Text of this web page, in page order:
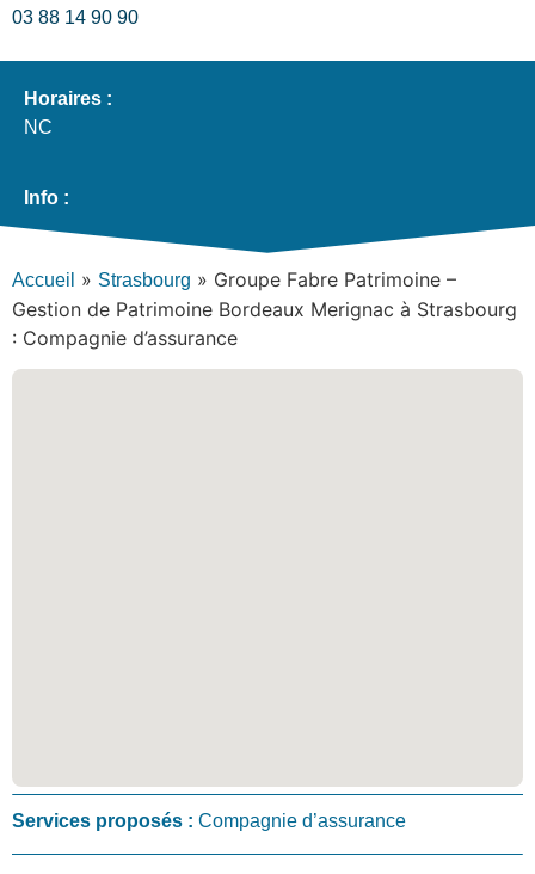
03 88 14 90 90
Horaires :
NC
Info :
Accueil » Strasbourg » Groupe Fabre Patrimoine –
Gestion de Patrimoine Bordeaux Merignac à Strasbourg
: Compagnie d’assurance
Services proposés : Compagnie d’assurance